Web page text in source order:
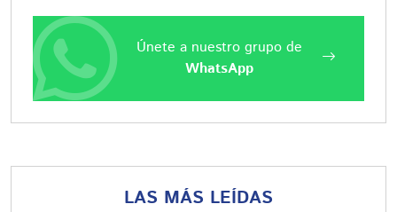
Únete a nuestro grupo de
WhatsApp
LAS MÁS LEÍDAS